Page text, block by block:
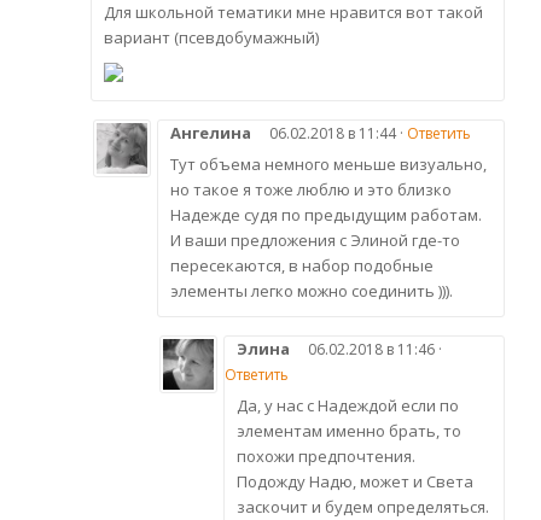
Для школьной тематики мне нравится вот такой
вариант (псевдобумажный)
Ангелина 06.02.2018 в 11:44 · Ответить
Тут объема немного меньше визуально,
но такое я тоже люблю и это близко
Надежде судя по предыдущим работам.
И ваши предложения с Элиной где-то
пересекаются, в набор подобные
элементы легко можно соединить ))).
Элина
06.02.2018 в 11:46 ·
Ответить
Да, у нас с Надеждой если по
элементам именно брать, то
похожи предпочтения.
Подожду Надю, может и Света
заскочит и будем определяться.